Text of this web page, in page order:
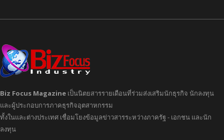
Biz Focus Magazine เป็นนิตยสารรายเดือนที่ร่วมส่งเสริมนักธุรกิจ นักลงทุน
และผู้ประกอบการภาคธุรกิจอุตสาหกรรม
ทั้งในและต่างประเทศ เชื่อมโยงข้อมูลข่าวสารระหว่างภาครัฐ - เอกชน และนัก
ลงทุน